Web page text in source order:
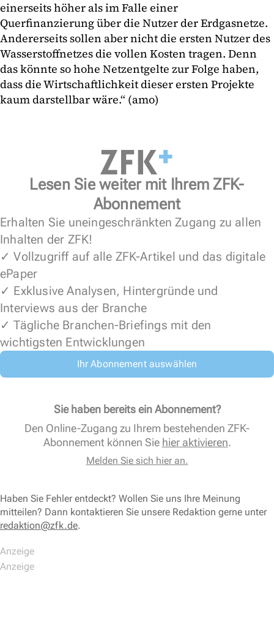
einerseits höher als im Falle einer
Querfinanzierung über die Nutzer der Erdgasnetze.
Andererseits sollen aber nicht die ersten Nutzer des
Wasserstoffnetzes die vollen Kosten tragen. Denn
das könnte so hohe Netzentgelte zur Folge haben,
dass die Wirtschaftlichkeit dieser ersten Projekte
kaum darstellbar wäre.“ (amo)
Lesen Sie weiter mit Ihrem ZFK-
Abonnement
Erhalten Sie uneingeschränkten Zugang zu allen
Inhalten der ZFK!
✓ Vollzugriff auf alle ZFK-Artikel und das digitale
ePaper
✓ Exklusive Analysen, Hintergründe und
Interviews aus der Branche
✓ Tägliche Branchen-Briefings mit den
wichtigsten Entwicklungen
Ihr Abonnement auswählen
Sie haben bereits ein Abonnement?
Den Online-Zugang zu Ihrem bestehenden ZFK-
Abonnement können Sie hier aktivieren.
Melden Sie sich hier an.
Haben Sie Fehler entdeckt? Wollen Sie uns Ihre Meinung
mitteilen? Dann kontaktieren Sie unsere Redaktion gerne unter
redaktion@zfk.de.